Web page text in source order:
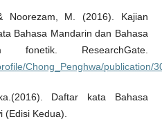
M. (2016). Kajian
Bahasa Mandarin dan Bahasa
ResearchGate.
Chong_Penghwa/publication/
Daftar kata Bahasa
(Edisi Kedua).